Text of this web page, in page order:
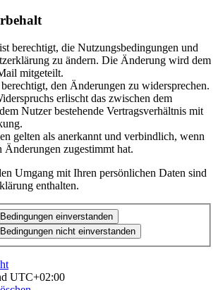
berechtigt, die Nutzungsbedingungen und
zu ändern. Die Änderung wird dem
mitgeteilt.
den Änderungen zu widersprechen.
erlischt das zwischen dem
Nutzer bestehende Vertragsverhältnis mit
gelten als anerkannt und verbindlich, wenn
Änderungen zugestimmt hat.
Umgang mit Ihren persönlichen Daten sind
enthalten.
UTC+02:00